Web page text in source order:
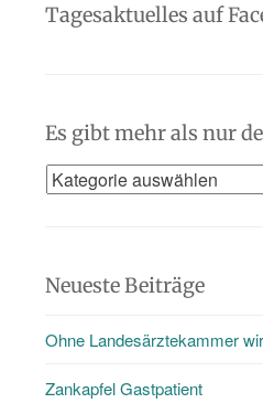
Tagesaktuelles auf
Es gibt mehr als nur
Es
als
den
Blog
Neueste Beiträge
Ohne Landesärztekammer
Zankapfel Gastpatient